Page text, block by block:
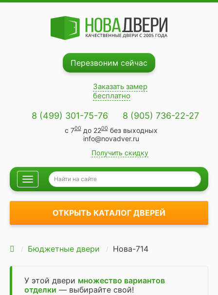
Перезвоним сейчас
Заказать замер
бесплатно
8 (499) 301-75-76 8 (905) 736-22-27
с 700до 2200без выходных
info@novadver.ru
Получить скидку
Навигация
ОТКРЫТЬ КАТАЛОГ ДВЕРЕЙ
Бюджетные двери Нова-714
У этой двери множество вариантов
отделки — выбирайте свой!